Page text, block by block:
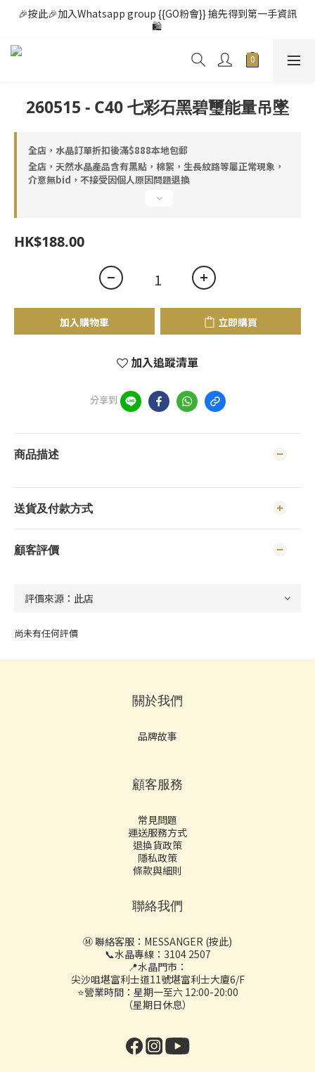
🎉按此🎉加入Whatsapp group {{GO粉會}} 搶先得到第一手資訊
🛍️
260515 - C40 七彩石黑碧璽能量吊墜
全店，水晶訂單折扣後滿$888本地包郵
全店，天然水晶產品含有黑點，棉絮，生長紋路等屬正常現象，
介意無bid，不接受因個人原因問題退換
HK$188.00
加入購物車 立即購買
加入追蹤清單
分享到
商品描述
送貨及付款方式
顧客評價
尚未有任何評價
關於我們
品牌故事
顧客服務
常見問題
運送服務方式
退換貨政策
隱私政策
條款與細則
聯絡我們
Ⓜ️ 聯絡客服： MESSANGER (按此)
📞水晶專線：3104 2507
📍水晶門市：
尖沙咀堪富利士道11號堪富利士大廈6/F
⭐營業時間：星期一至六 12:00-20:00
（星期日休息）